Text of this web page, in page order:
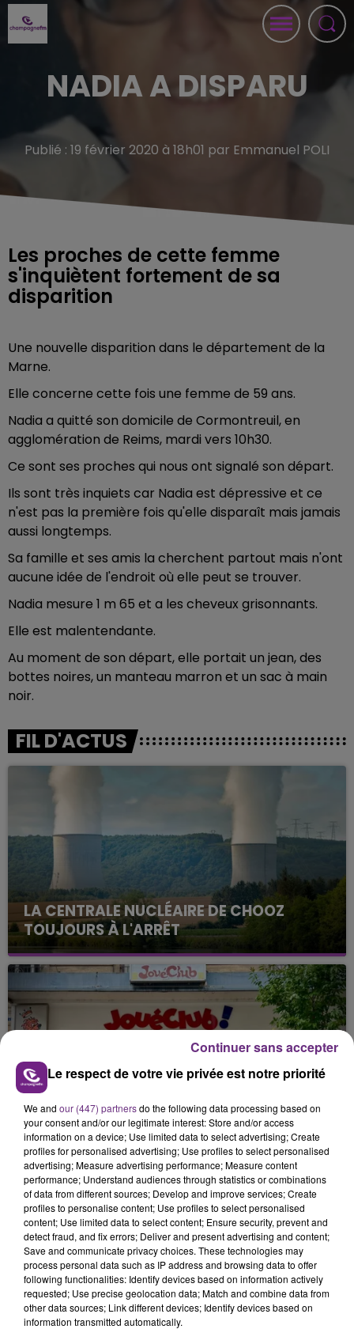
NADIA A DISPARU
Publié : 19 février 2020 à 18h01 par Emmanuel POLI
Les proches de cette femme
s'inquiètent fortement de sa
disparition
Une nouvelle disparition dans le département de la
Marne.
Elle concerne cette fois une femme de 59 ans.
Nadia a quitté son domicile de Cormontreuil, en
agglomération de Reims, mardi vers 10h30.
Ce sont ses proches qui nous ont signalé son départ.
Ils sont très inquiets car Nadia est dépressive et ce
n'est pas la première fois qu'elle disparaît mais jamais
aussi longtemps.
Sa famille et ses amis la cherchent partout mais n'ont
aucune idée de l'endroit où elle peut se trouver.
Nadia mesure 1 m 65 et a les cheveux grisonnants.
Elle est malentendante.
Au moment de son départ, elle portait un jean, des
bottes noires, un manteau marron et un sac à main
noir.
FIL D'ACTUS
LA CENTRALE NUCLÉAIRE DE CHOOZ
TOUJOURS À L'ARRÊT
Cela fait déjà une semaine que la centrale
nucléaire ardennaise est à l'arrêt. Une situation
justifiée par la sécheresse intense qui est toujours
présente.
LE MAGASIN JOUÉCLUB DE REIMS FERME
SES PORTES
C'était l'une des institutions du centre-ville
rémois. Le magasin JouéClub est contraint de
fermer ses portes.
TITRES DIFFUSÉS
18h39
18h39 18h36
18h36
Le respect de votre vie privée est notre priorité
We and our (447) partnersdo the following data processing based on
your consent and/or our legitimate interest: Store and/or access
information on a device; Use limited data to select advertising; Create
profiles for personalised advertising; Use profiles to select personalised
advertising; Measure advertising performance; Measure content
performance; Understand audiences through statistics or combinations
of data from different sources; Develop and improve services; Create
profiles to personalise content; Use profiles to select personalised
content; Use limited data to select content; Ensure security, prevent and
detect fraud, and fix errors; Deliver and present advertising and content;
Save and communicate privacy choices. These technologies may
process personal data such as IP address and browsing data to offer
following functionalities: Identify devices based on information actively
requested; Use precise geolocation data; Match and combine data from
other data sources; Link different devices; Identify devices based on
information transmitted automatically.
Continuer sans accepter